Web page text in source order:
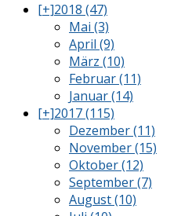
[+]2018 (47)
Mai (3)
April (9)
März (10)
Februar (11)
Januar (14)
[+]2017 (115)
Dezember (11)
November (15)
Oktober (12)
September (7)
August (10)